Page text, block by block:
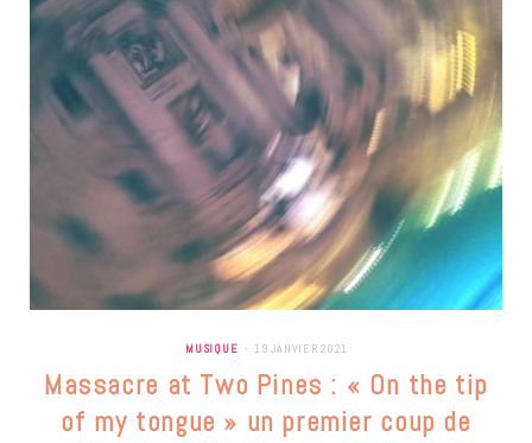
MUSIQUE 19 JANVIER 2021
Massacre at Two Pines : « On the tip
of my tongue » un premier coup de